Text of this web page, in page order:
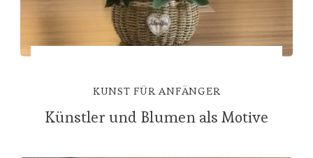
KUNST FÜR ANFÄNGER
Künstler und Blumen als Motive